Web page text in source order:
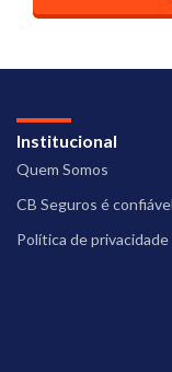
Institucional
Quem Somos
CB Seguros é confiável
Política de privacidade